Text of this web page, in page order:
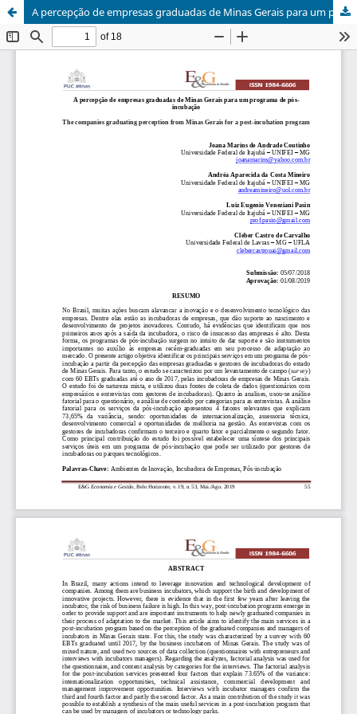
A percepção de empresas graduadas de Minas Gerais para um programa de pós-incubação